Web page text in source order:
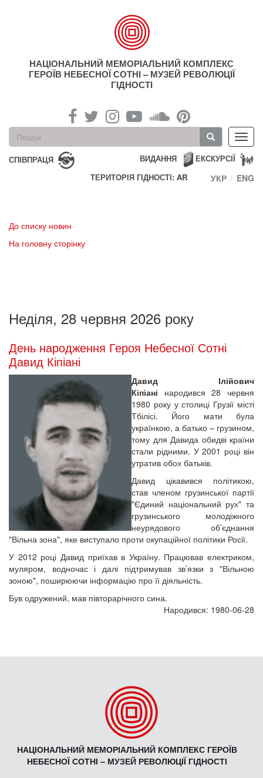
НАЦІОНАЛЬНИЙ МЕМОРІАЛЬНИЙ КОМПЛЕКС
ГЕРОЇВ НЕБЕСНОЇ СОТНІ – МУЗЕЙ РЕВОЛЮЦІЇ
ГІДНОСТІ
Пошукова
форма
Пошук
СПІВПРАЦЯ ЕКСКУРСІЇ
ВИДАННЯ
ТЕРИТОРІЯ ГІДНОСТІ: AR
УКР ENG
До списку новин
На головну сторінку
Неділя, 28 червня 2026 року
День народження Героя Небесної Сотні
Давид Кіпіані
Давид Ілійович
Кіпіані народився 28 червня
1980 року у столиці Грузії місті
Тбілісі. Його мати була
українкою, а батько – грузином,
тому для Давида обидві країни
стали рідними. У 2001 році він
утратив обох батьків.
Давид цікавився політикою,
став членом грузинської партії
"Єдиний національний рух" та
грузинського молодіжного
неурядового об’єднання
"Вільна зона", яке виступало проти окупаційної політики Росії.
У 2012 році Давид приїхав в Україну. Працював електриком,
муляром, водночас і далі підтримував зв’язки з "Вільною
зоною", поширюючи інформацію про її діяльність.
Був одружений, мав півторарічного сина.
Народився: 1980-06-28
НАЦІОНАЛЬНИЙ МЕМОРІАЛЬНИЙ КОМПЛЕКС ГЕРОЇВ
НЕБЕСНОЇ СОТНІ – МУЗЕЙ РЕВОЛЮЦІЇ ГІДНОСТІ